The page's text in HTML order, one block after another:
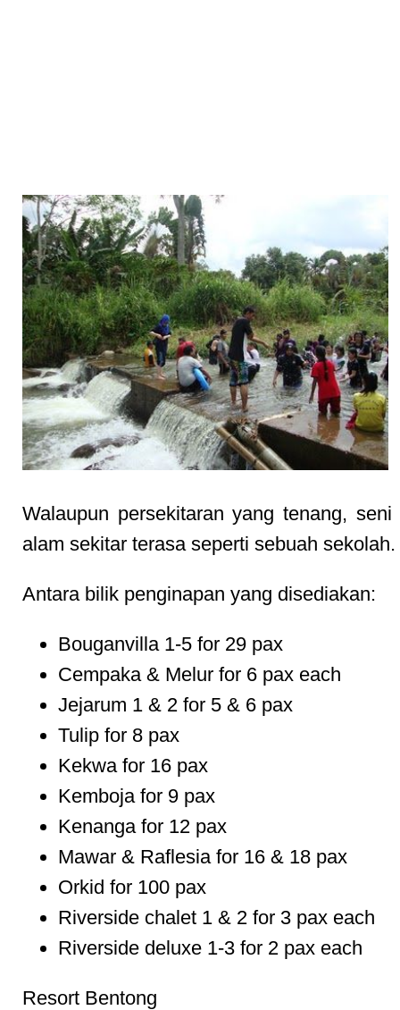
Walaupun persekitaran yang tenang,
alam sekitar terasa seperti sebuah sekolah.
Antara bilik penginapan yang disediakan:
Bouganvilla 1-5 for 29 pax
Cempaka & Melur for 6 pax each
Jejarum 1 & 2 for 5 & 6 pax
Tulip for 8 pax
Kekwa for 16 pax
Kemboja for 9 pax
Kenanga for 12 pax
Mawar & Raflesia for 16 & 18 pax
Orkid for 100 pax
Riverside chalet 1 & 2 for 3 pax each
Riverside deluxe 1-3 for 2 pax each
Resort Bentong